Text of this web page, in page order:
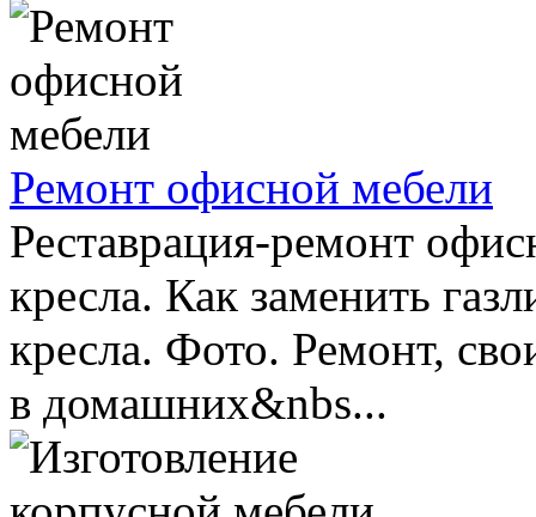
Ремонт офисной мебели
Реставрация-ремонт
кресла. Как заменить
кресла. Фото. Ремонт,
в домашних&nbs...